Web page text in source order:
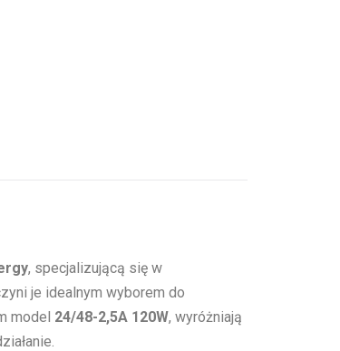
, specjalizującą się w
je idealnym wyborem do
model 24/48-2,5A 120W, wyróżniają